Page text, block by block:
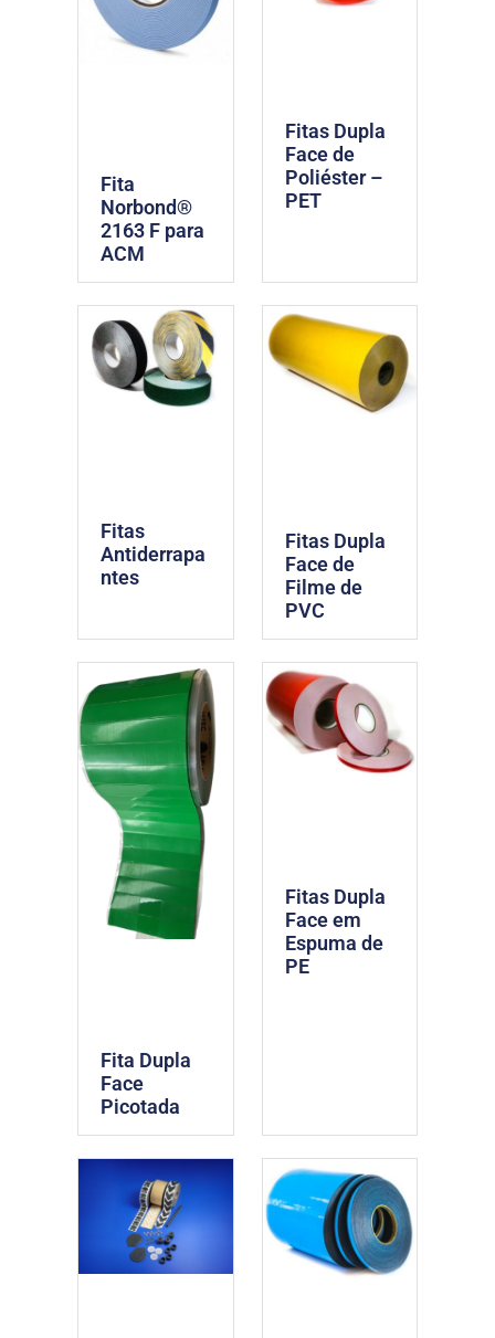
Fita
Norbond®
2163 F para
ACM
Fitas Dupla
Face de
Poliéster –
PET
Fitas
Antiderrapa
ntes
Fitas Dupla
Face de
Filme de
PVC
Fita Dupla
Face
Picotada
Fitas Dupla
Face em
Espuma de
PE